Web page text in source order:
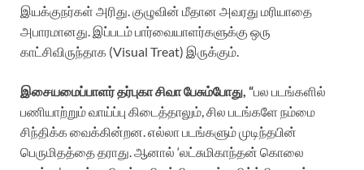
இயக்குநர்கள் அரிது. குழுவின் மீதான அவரது மரியாதை
அபாரமானது. இப்படம் பார்வையாளர்களுக்கு ஒரு
காட்சிவிருந்தாக (Visual Treat) இருக்கும்.
இசையமைப்பாளர் தர்புகா சிவா பேசும்போது, “பல படங்களில்
பணியாற்றும் வாய்ப்பு கிடைத்தாலும், சில படங்களே நம்மை
சிந்திக்க வைக்கின்றன. எல்லா படங்களும் முடிந்தபின்
பெருமிதத்தை தராது. ஆனால் ‘லட்சுமிகாந்தன் கொலை